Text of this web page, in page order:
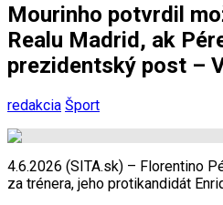
Mourinho potvrdil
Realu Madrid, ak
prezidentský post –
redakcia Šport
4.6.2026 (SITA.sk) – Florentino
za trénera, jeho protikandidát